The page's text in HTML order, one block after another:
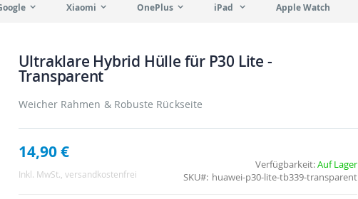
Xiaomi OnePlus iPad Apple Watch
Ultraklare Hybrid Hülle für P30 Lite -
Transparent
Weicher Rahmen & Robuste Rückseite
14,90 €
Inkl. MwSt. , versandkostenfrei
Verfügbarkeit:Auf Lager
SKU
huawei-p30-lite-tb339-transparent